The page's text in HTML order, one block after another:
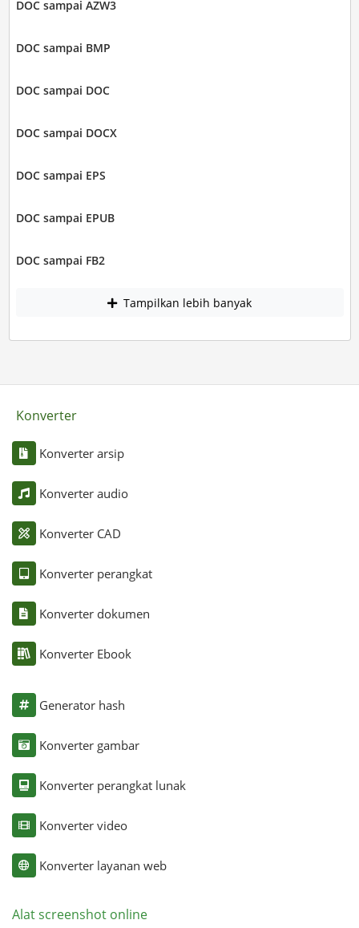
DOC sampai AZW3
DOC sampai BMP
DOC sampai DOC
DOC sampai DOCX
DOC sampai EPS
DOC sampai EPUB
DOC sampai FB2
Tampilkan lebih banyak
Konverter
Konverter arsip
Konverter audio
Konverter CAD
Konverter perangkat
Konverter dokumen
Konverter Ebook
Generator hash
Konverter gambar
Konverter perangkat lunak
Konverter video
Konverter layanan web
Alat screenshot online